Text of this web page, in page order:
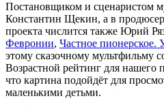
Постановщиком и сценаристом
Константин Щекин, а в
проекта числится также Юрий
Февронии, Частное пионерское.
этому сказочному мультфильму
Возрастной рейтинг для нашего
что картина подойдёт для
маленькими детьми.